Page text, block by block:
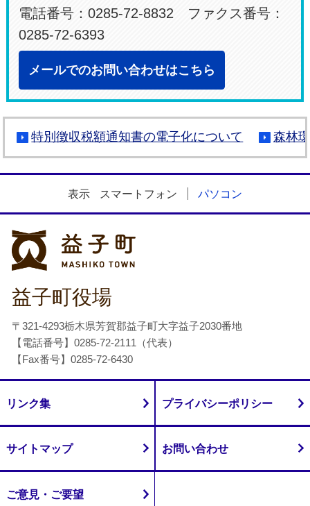
電話番号：0285-72-8832 ファクス番号：
0285-72-6393
メールでのお問い合わせはこちら
特別徴収税額通知書の電子化について 森林
表示 スマートフォン パソコン
益子町役場
〒321-4293栃木県芳賀郡益子町大字益子2030番地
【電話番号】0285-72-2111（代表）
【Fax番号】0285-72-6430
リンク集 プライバシーポリシー
サイトマップ お問い合わせ
ご意見・ご要望